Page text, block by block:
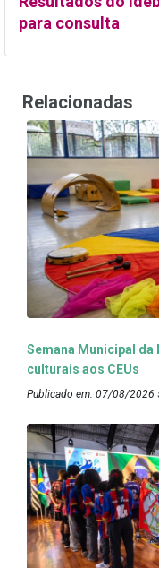
para consulta
Relacionadas
Semana Municipal
culturais aos CEUs
Publicado em: 07/08/2026